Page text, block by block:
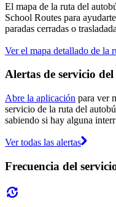
El mapa de la ruta del
School Routes para
paradas cerradas o
Ver el mapa detallado de la
Alertas de servicio
Abre la aplicación para ver
servicio de la ruta del
sabiendo si hay alguna
Ver todas las alertas
Frecuencia del